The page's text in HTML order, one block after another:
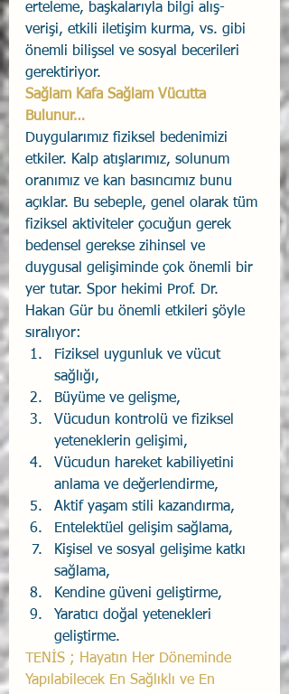
erteleme, başkalarıyla bilgi alış-
verişi, etkili iletişim kurma, vs. gibi
önemli bilişsel ve sosyal becerileri
gerektiriyor.
Sağlam Kafa Sağlam Vücutta
Bulunur…
Duygularımız fiziksel bedenimizi
etkiler. Kalp atışlarımız, solunum
oranımız ve kan basıncımız bunu
açıklar. Bu sebeple, genel olarak tüm
fiziksel aktiviteler çocuğun gerek
bedensel gerekse zihinsel ve
duygusal gelişiminde çok önemli bir
yer tutar. Spor hekimi Prof. Dr.
Hakan Gür bu önemli etkileri şöyle
sıralıyor:
Fiziksel uygunluk ve vücut
sağlığı,
Büyüme ve gelişme,
Vücudun kontrolü ve fiziksel
yeteneklerin gelişimi,
Vücudun hareket kabiliyetini
anlama ve değerlendirme,
Aktif yaşam stili kazandırma,
Entelektüel gelişim sağlama,
Kişisel ve sosyal gelişime katkı
sağlama,
Kendine güveni geliştirme,
Yaratıcı doğal yetenekleri
geliştirme.
TENİS ; Hayatın Her Döneminde
Yapılabilecek En Sağlıklı ve En